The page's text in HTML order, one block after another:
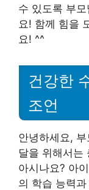
수 있도록 부
요! 함께 힘을
요! ^^
건강한
조언
안녕하세요,
달을 위해서는
아시나요? 아
의 학습 능력